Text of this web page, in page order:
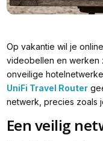
Op vakantie wil je
videobellen en werken
onveilige
UniFi Travel Router
netwerk, precies zoals
Een veilig